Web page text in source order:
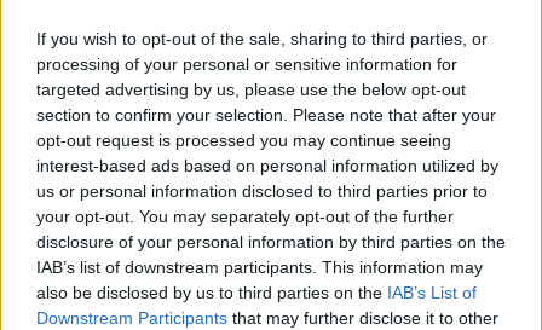
If you wish to opt-out of the sale, sharing to third parties, or
processing of your personal or sensitive information for
targeted advertising by us, please use the below opt-out
section to confirm your selection. Please note that after your
opt-out request is processed you may continue seeing
interest-based ads based on personal information utilized by
us or personal information disclosed to third parties prior to
your opt-out. You may separately opt-out of the further
disclosure of your personal information by third parties on the
IAB’s list of downstream participants. This information may
also be disclosed by us to third parties on the IAB’s List of
Downstream Participants that may further disclose it to other
Suzuki SJ410 (1987)
1 670 visningar 18 jan. 22
Rekommenderade bilar
20 5
Chevrolet Corvette"Stingray"
(1969)
jonathan502
27 718 visningar 272 kommentarer
220
19 sept. 13
Saab 9-3"Griffin"(2012)